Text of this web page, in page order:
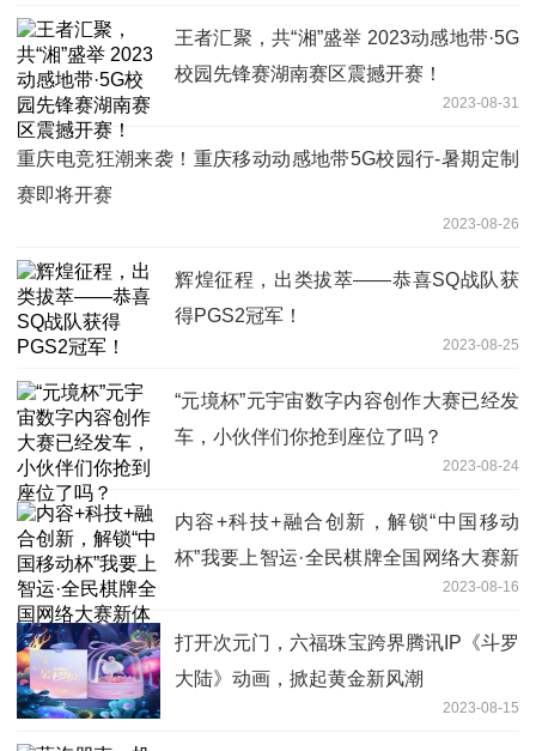
王者汇聚，共“湘”盛举 2023动感地带·5G
校园先锋赛湖南赛区震撼开赛！
2023-08-31
重庆电竞狂潮来袭！重庆移动动感地带5G校园行-暑期定制
赛即将开赛
2023-08-26
辉煌征程，出类拔萃——恭喜SQ战队获
得PGS2冠军！
2023-08-25
“元境杯”元宇宙数字内容创作大赛已经发
车，小伙伴们你抢到座位了吗？
2023-08-24
内容+科技+融合创新，解锁“中国移动
杯”我要上智运·全民棋牌全国网络大赛新
2023-08-16
打开次元门，六福珠宝跨界腾讯IP《斗罗
大陆》动画，掀起黄金新风潮
2023-08-15